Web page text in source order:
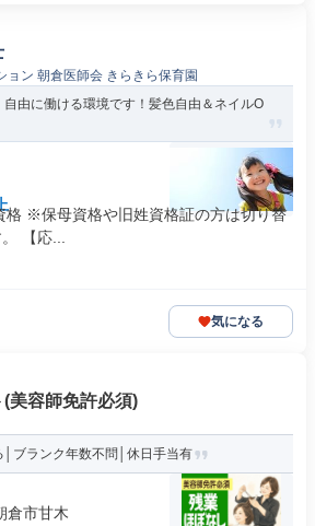
ョン 朝倉医師会 きらきら保育園
由に働ける環境です！髪色自由＆ネイルO
格 ※保母資格や旧姓資格証の方は切り替
【応...
気になる
美容師免許必須)
│ブランク年数不問│休日手当有
倉市甘木